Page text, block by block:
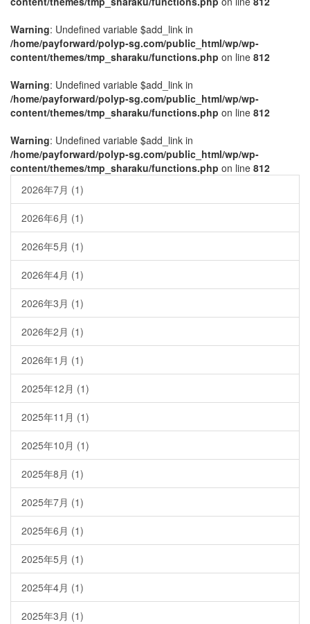
Warning: Undefined variable $add_link in
/home/payforward/polyp-sg.com/public_html/wp/wp-
content/themes/tmp_sharaku/functions.php on line 812
Warning: Undefined variable $add_link in
/home/payforward/polyp-sg.com/public_html/wp/wp-
content/themes/tmp_sharaku/functions.php on line 812
Warning: Undefined variable $add_link in
/home/payforward/polyp-sg.com/public_html/wp/wp-
content/themes/tmp_sharaku/functions.php on line 812
2026年7月 (1)
2026年6月 (1)
2026年5月 (1)
2026年4月 (1)
2026年3月 (1)
2026年2月 (1)
2026年1月 (1)
2025年12月 (1)
2025年11月 (1)
2025年10月 (1)
2025年8月 (1)
2025年7月 (1)
2025年6月 (1)
2025年5月 (1)
2025年4月 (1)
2025年3月 (1)